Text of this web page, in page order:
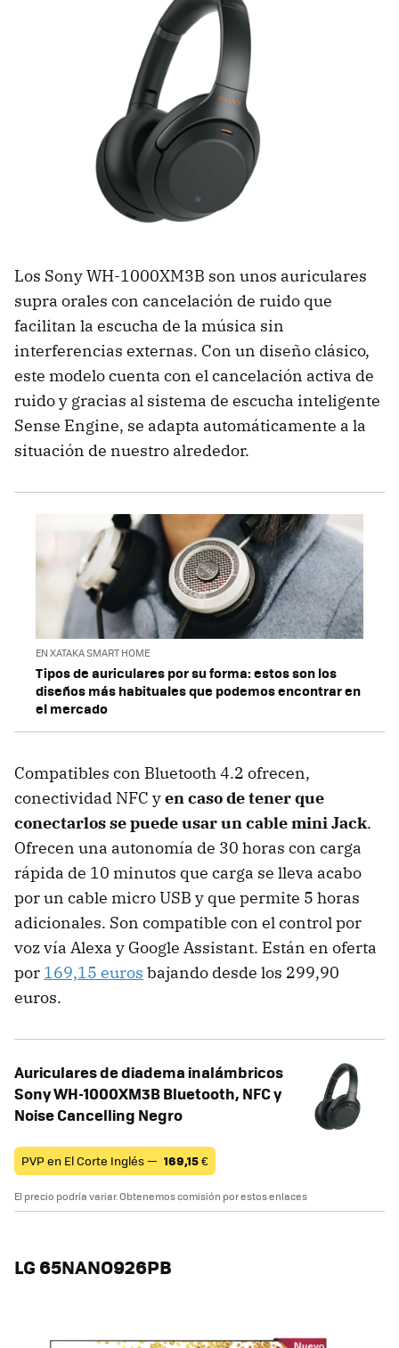
Los Sony WH-1000XM3B son unos auriculares
supra orales con cancelación de ruido que
facilitan la escucha de la música sin
interferencias externas. Con un diseño clásico,
este modelo cuenta con el cancelación activa de
ruido y gracias al sistema de escucha inteligente
Sense Engine, se adapta automáticamente a la
situación de nuestro alrededor.
EN XATAKA SMART HOME
Tipos de auriculares por su forma: estos son los
diseños más habituales que podemos encontrar en
el mercado
Compatibles con Bluetooth 4.2 ofrecen,
conectividad NFC yen caso de tener que
conectarlos se puede usar un cable mini Jack.
Ofrecen una autonomía de 30 horas con carga
rápida de 10 minutos que carga se lleva acabo
por un cable micro USB y que permite 5 horas
adicionales. Son compatible con el control por
voz vía Alexa y Google Assistant. Están en oferta
por 169,15 euros bajando desde los 299,90
euros.
Auriculares de diadema inalámbricos
Sony WH-1000XM3B Bluetooth, NFC y
Noise Cancelling Negro
PVP en El Corte Inglés — 169,15€
El precio podría variar. Obtenemos comisión por estos enlaces
LG 65NANO926PB